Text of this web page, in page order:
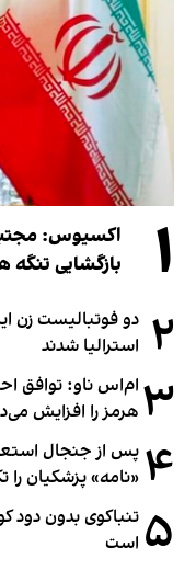
۱
اکسیوس:
بازگشایی تنگه
۲ استرالیا شدند
۳ ام‌اس ناو: توافق
هرمز را افزایش
۴ پس از جنجال
«نامه» پزشکیان را
۵ تنباکوی بدون دود
است